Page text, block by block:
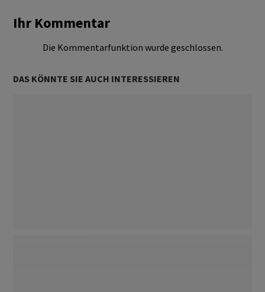
Ihr Kommentar
Die Kommentarfunktion wurde geschlossen.
DAS KÖNNTE SIE AUCH INTERESSIEREN